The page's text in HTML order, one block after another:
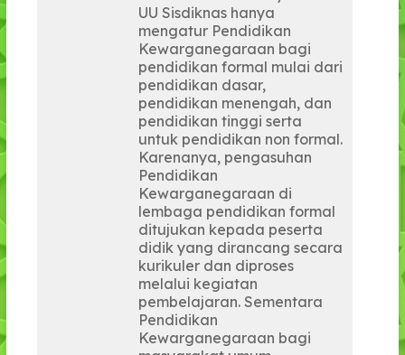
UU Sisdiknas hanya
mengatur Pendidikan
Kewarganegaraan bagi
pendidikan formal mulai dari
pendidikan dasar,
pendidikan menengah, dan
pendidikan tinggi serta
untuk pendidikan non formal.
Karenanya, pengasuhan
Pendidikan
Kewarganegaraan di
lembaga pendidikan formal
ditujukan kepada peserta
didik yang dirancang secara
kurikuler dan diproses
melalui kegiatan
pembelajaran. Sementara
Pendidikan
Kewarganegaraan bagi